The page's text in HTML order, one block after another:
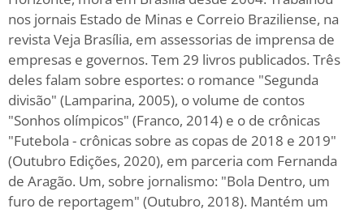
nos jornais Estado de Minas e Correio Braziliense, na
revista Veja Brasília, em assessorias de imprensa de
empresas e governos. Tem 29 livros publicados. Três
deles falam sobre esportes: o romance "Segunda
divisão" (Lamparina, 2005), o volume de contos
"Sonhos olímpicos" (Franco, 2014) e o de crônicas
"Futebola - crônicas sobre as copas de 2018 e 2019"
(Outubro Edições, 2020), em parceria com Fernanda
de Aragão. Um, sobre jornalismo: "Bola Dentro, um
furo de reportagem" (Outubro, 2018). Mantém um